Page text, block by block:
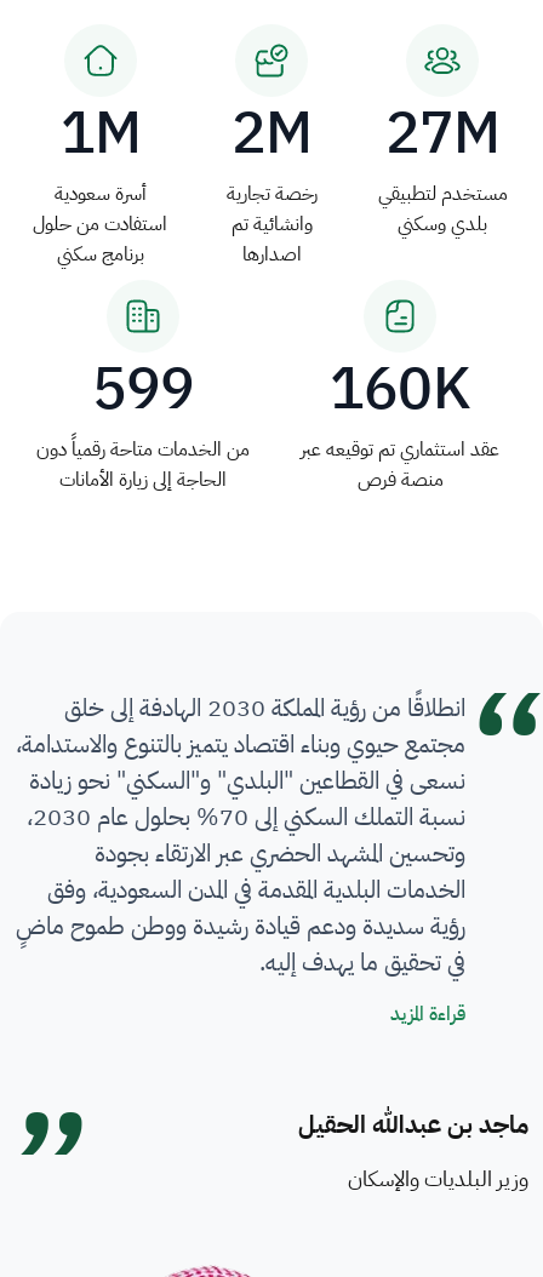
27M
مستخدم لتطبيقي
بلدي وسكني
2M
رخصة تجارية
وانشائية تم
اصدارها
1M
أسرة سعودية
استفادت من حلول
برنامج سكني
160K
عقد استثماري تم توقيعه عبر
منصة فرص
599
من الخدمات متاحة رقمياً دون
الحاجة إلى زيارة الأمانات
انطلاقًا من رؤية المملكة 2030 الهادفة إلى خلق
مجتمع حيوي وبناء اقتصاد يتميز بالتنوع والاستدامة،
نسعى في القطاعين "البلدي" و"السكني" نحو زيادة
نسبة التملك السكني إلى 70% بحلول عام 2030،
وتحسين المشهد الحضري عبر الارتقاء بجودة
الخدمات البلدية المقدمة في المدن السعودية، وفق
رؤية سديدة ودعم قيادة رشيدة ووطن طموح ماضٍ
في تحقيق ما يهدف إليه.
قراءة المزيدكلمة معالي الوزير
ماجد بن عبدالله الحقيل
وزير البلديات والإسكان